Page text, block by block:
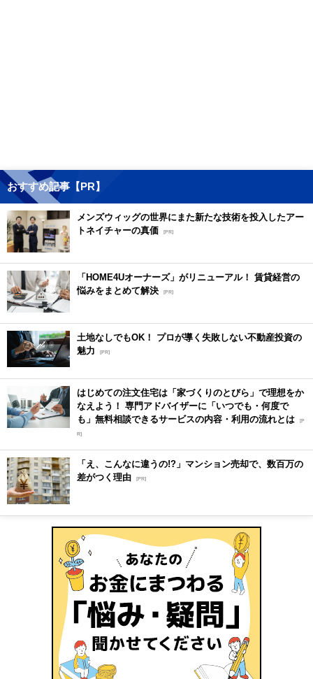
おすすめ記事【PR】
メンズウィッグの世界にまた新たな技術を投入したアー
トネイチャーの真価 [PR]
「HOME4Uオーナーズ」がリニューアル！ 賃貸経営の
悩みをまとめて解決 [PR]
土地なしでもOK！ プロが導く失敗しない不動産投資の
魅力
[PR]
はじめての注文住宅は「家づくりのとびら」で理想をか
なえよう！ 専門アドバイザーに「いつでも・何度で
も」無料相談できるサービスの内容・利用の流れとは [P
R]
「え、こんなに違うの!?」マンション売却で、数百万の
差がつく理由 [PR]